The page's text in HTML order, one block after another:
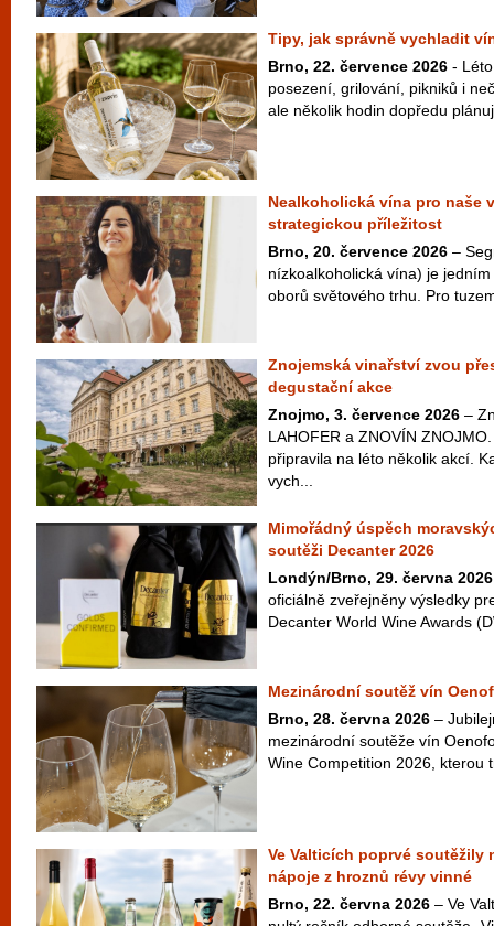
Tipy, jak správně vychladit
Brno, 22. července 2026 -
posezení, grilování, pikniků i
ale několik hodin dopředu
Nealkoholická vína pro naše
strategickou příležitost
Brno, 20. července 2026 –
nízkoalkoholická vína) je
oborů světového trhu. Pro
Znojemská vinařství zvou
degustační akce
Znojmo, 3. července 2026 –
LAHOFER a ZNOVÍN
připravila na léto několik akcí.
vych...
Mimořádný úspěch
soutěži Decanter 2026
Londýn/Brno, 29. června 2026
oficiálně zveřejněny výsledky
Decanter World Wine Awards
Mezinárodní soutěž vín
Brno, 28. června 2026 –
mezinárodní soutěže vín
Wine Competition 2026, kterou
Ve Valticích poprvé soutěžily
nápoje z hroznů révy vinné
Brno, 22. června 2026 – Ve